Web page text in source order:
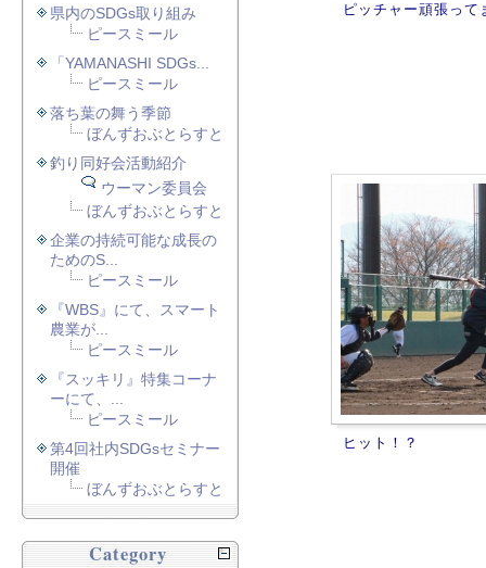
ピッチャー頑張って
ヒット！？
県内のSDGs取り組み
ピースミール
「YAMANASHI SDGs...
ピースミール
落ち葉の舞う季節
ぼんずおぶとらすと
釣り同好会活動紹介
ウーマン委員会
ぼんずおぶとらすと
企業の持続可能な成長の
ためのS...
ピースミール
『WBS』にて、スマート
農業が...
ピースミール
『スッキリ』特集コーナ
ーにて、...
ピースミール
第4回社内SDGsセミナー
開催
ぼんずおぶとらすと
Category